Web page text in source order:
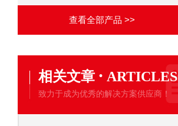
查看全部产品 >>
相关文章 · ARTICLES
致力于成为优秀的解决方案供应商！